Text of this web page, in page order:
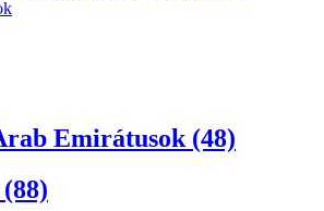
Emirátusok (48)